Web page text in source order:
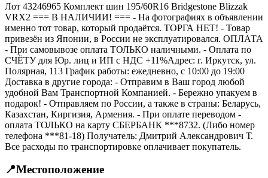
Лот 43246965 Комплект шин 195/60R16 Bridgestone Blizzak
VRX2 === B НАЛИЧИИ! === - На фотографиях в объявлении
именно тот товар, который продаётся. ТОРГА НЕТ! - Товар
привезён из Японии, в России не эксплуатировался. ОПЛАТА
- При самовывозе оплата ТОЛЬКО наличными. - Оплата по
СЧЁТУ для Юр. лиц и ИП с НДС +11%Адрес: г. Иркутск, ул.
Полярная, 113 График работы: ежедневно, с 10:00 до 19:00
Доставка в другие города: - Отправим в Ваш город любой
удобной Вам Транспортной Компанией. - Бережно упакуем в
подарок! - Отправляем по России, а также в страны: Беларусь,
Казахстан, Киргизия, Армения. - При оплате переводом -
оплата ТОЛЬКО на карту СБЕРБАНК ***8732. (Либо номер
телефона ***81-18) Получатель: Дмитрий Александрович Т.
Все расходы по транспортировке оплачивает покупатель.
📍Местоположение